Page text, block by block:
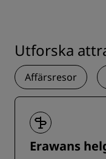
Utforska
Affärsresor
Erawans